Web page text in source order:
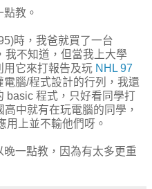
教。
時，我爸就買了一台
我不知道，但當我上大學
用它來打報告及玩 NHL 97
電腦/程式設計的行列，我還
basic 程式，只好看同學打
中就有在玩電腦的同學，
用上並不輸他們呀。
一點教，因為有太多更重